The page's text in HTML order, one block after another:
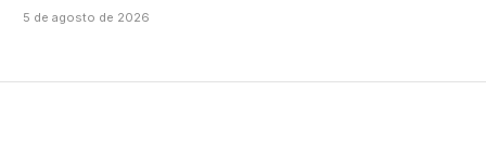
5 de agosto de 2026